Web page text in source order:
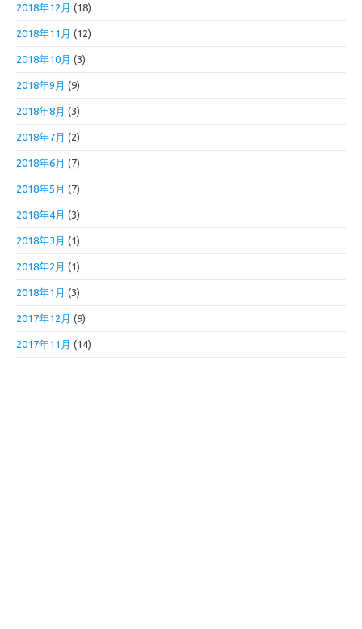
2018年12月 (18)
2018年11月 (12)
2018年10月 (3)
2018年9月 (9)
2018年8月 (3)
2018年7月 (2)
2018年6月 (7)
2018年5月 (7)
2018年4月 (3)
2018年3月 (1)
2018年2月 (1)
2018年1月 (3)
2017年12月 (9)
2017年11月 (14)